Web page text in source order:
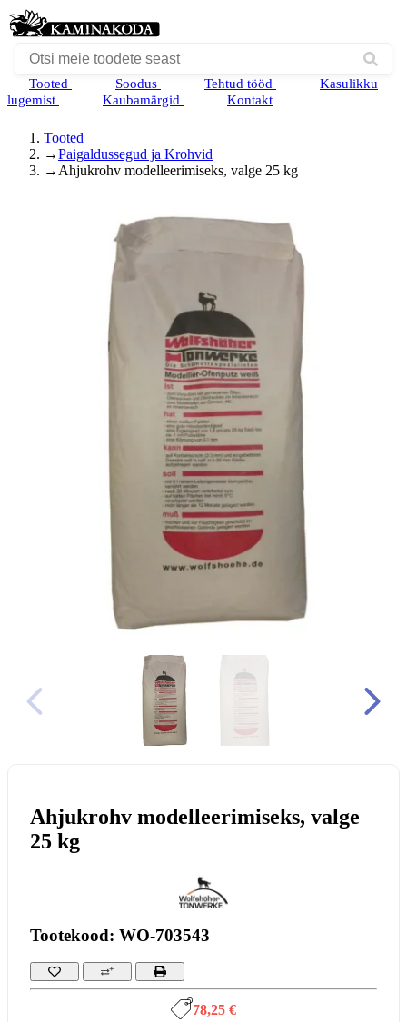
Tooted Soodus Tehtud tööd
Kasulikku
lugemist
Kaubamärgid Kontakt
Tooted
→Paigaldussegud ja Krohvid
→ Ahjukrohv modelleerimiseks, valge 25 kg
Ahjukrohv modelleerimiseks, valge
25 kg
Tootekood: WO-703543
78,25 €